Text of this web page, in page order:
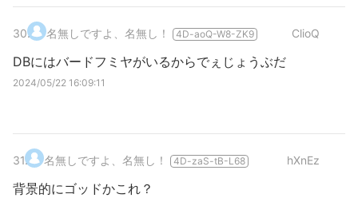
30. 名無しですよ、名無し！ 4D-aoQ-W8-ZK9 ClioQ
DBにはバードフミヤがいるからでぇじょうぶだ
2024/05/22 16:09:11
31. 名無しですよ、名無し！ 4D-zaS-tB-L68 hXnEz
背景的にゴッドかこれ？